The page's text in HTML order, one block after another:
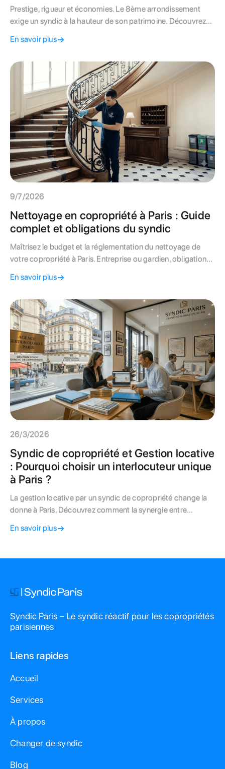
Prestige, rigueur et économies. Le 8ème arrondissement
exige un syndic à la hauteur de son patrimoine. Découvrez
vos charges.
En savoir plus
9/7/2026
Nettoyage en copropriété à Paris : Guide
complet et obligations du syndic
Maîtrisez le budget et la réglementation du nettoyage de
votre copropriété à Paris. Entreprise ou gardien, obligations
découvrez notre guide d'expert.
En savoir plus
26/3/2026
Syndic de copropriété et Gestion locative
: Pourquoi choisir un interlocuteur unique
à Paris ?
La gestion locative par un syndic de copropriété change la
donne à Paris. Découvrez comment la synergie entre
votre investissement et simplifie votre vie de propriétaire.
En savoir plus
Syndic Paris – Le syndic réactif pour les copropriétés
parisiennes
Liens rapides
Accueil
Services
À propos
Changer de syndic
Blog